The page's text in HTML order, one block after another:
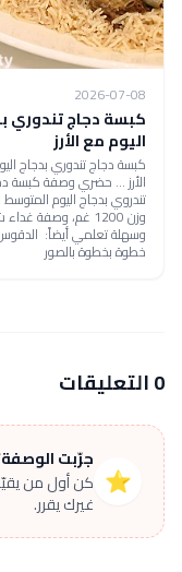
2026-07-08
كبسة دجاج تندوري
اليوم مع الأرز
كبسة دجاج تندوري بدجاج
الأرز ... حضري وصفة كبسة
تندروي بدجاج اليوم
وزن 1200 غم، وصفة
وسهلة تعلمي أيضاً:
خطوة بخطوة بالصور
0 التعليقات
⭐
جرّبت
كن أول من
غيرك يقرر.